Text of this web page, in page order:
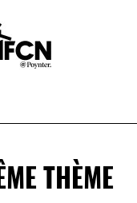
THÈME